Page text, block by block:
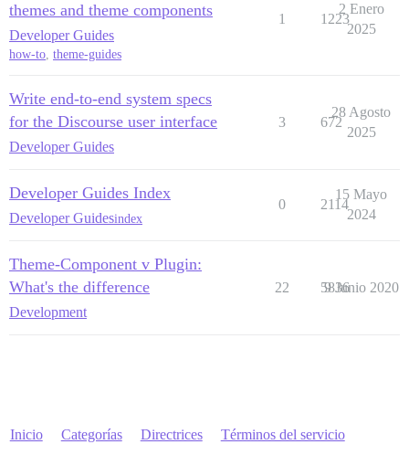
themes and theme components
Developer Guides
how-to, theme-guides
1 1223
2 Enero
2025
Write end-to-end system specs
for the Discourse user interface
Developer Guides
3 672
28 Agosto
2025
Developer Guides Index
Developer Guidesindex
0 2114
15 Mayo
2024
Theme-Component v Plugin:
What's the difference
Development
22 5836
9 Junio 2020
Inicio Categorías Directrices Términos del servicio